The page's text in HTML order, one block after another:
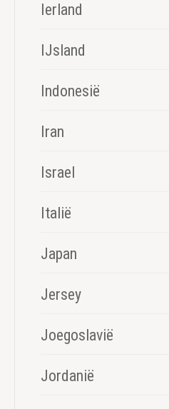
Ierland
IJsland
Indonesië
Iran
Israel
Italië
Japan
Jersey
Joegoslavië
Jordanië